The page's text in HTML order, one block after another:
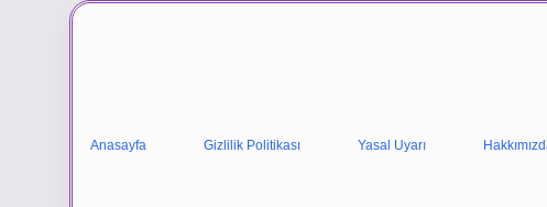
Anasayfa Gizlilik Politikası Yasal Uyarı